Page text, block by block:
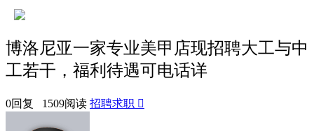
博洛尼亚一家专业美甲店现招聘大工与中
工若干，福利待遇可电话详
0回复 1509阅读 招聘求职 